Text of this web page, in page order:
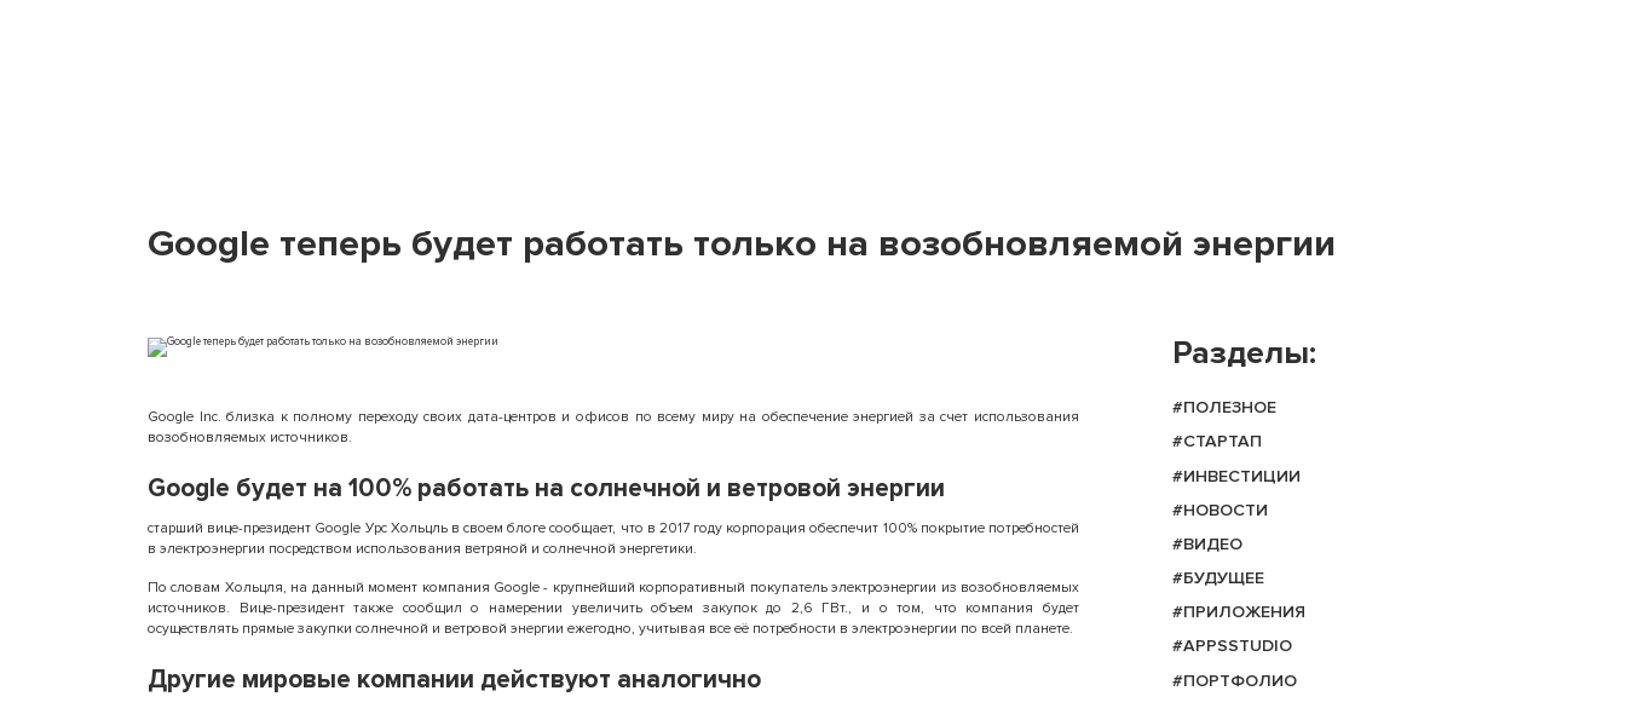
Google теперь будет работать только на возобновляемой энергии
Google Inc. близка к полному переходу своих дата-центров и офисов по всему миру на обеспечение энергией за счет использования
возобновляемых источников.
Google будет на 100% работать на солнечной и ветровой энергии
старший вице-президент Google Урс Хольцль в своем блоге сообщает, что в 2017 году корпорация обеспечит 100% покрытие потребностей
в электроэнергии посредством использования ветряной и солнечной энергетики.
По словам Хольцля, на данный момент компания Google - крупнейший корпоративный покупатель электроэнергии из возобновляемых
источников. Вице-президент также сообщил о намерении увеличить объем закупок до 2,6 ГВт., и о том, что компания будет
осуществлять прямые закупки солнечной и ветровой энергии ежегодно, учитывая все её потребности в электроэнергии по всей планете.
Другие мировые компании действуют аналогично
Разделы:
#ПОЛЕЗНОЕ
#СТАРТАП
#ИНВЕСТИЦИИ
#НОВОСТИ
#ВИДЕО
#БУДУЩЕЕ
#ПРИЛОЖЕНИЯ
#APPSSTUDIO
#ПОРТФОЛИО